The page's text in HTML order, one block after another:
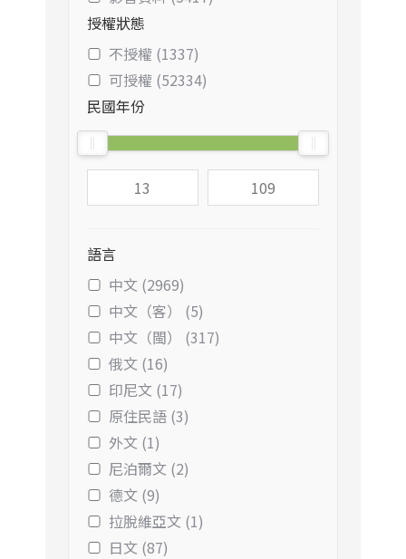
授權狀態
不授權 (1337)
可授權 (52334)
民國年份
語言
中文 (2969)
中文（客） (5)
中文（閩） (317)
俄文 (16)
印尼文 (17)
原住民語 (3)
外文 (1)
尼泊爾文 (2)
德文 (9)
拉脫維亞文 (1)
日文 (87)